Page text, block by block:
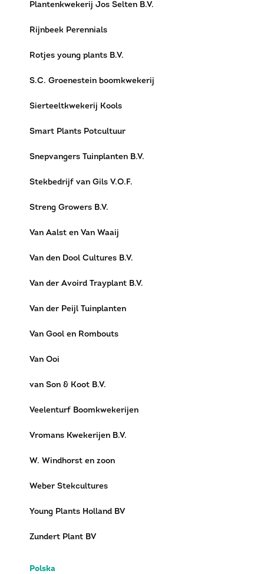
Plantenkwekerij Jos Selten B.V.
Rijnbeek Perennials
Rotjes young plants B.V.
S.C. Groenestein boomkwekerij
Sierteeltkwekerij Kools
Smart Plants Potcultuur
Snepvangers Tuinplanten B.V.
Stekbedrijf van Gils V.O.F.
Streng Growers B.V.
Van Aalst en Van Waaij
Van den Dool Cultures B.V.
Van der Avoird Trayplant B.V.
Van der Peijl Tuinplanten
Van Gool en Rombouts
Van Ooi
van Son & Koot B.V.
Veelenturf Boomkwekerijen
Vromans Kwekerijen B.V.
W. Windhorst en zoon
Weber Stekcultures
Young Plants Holland BV
Zundert Plant BV
Polska